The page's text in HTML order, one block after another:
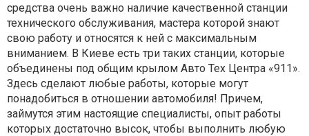
средства очень важно наличие качественной станции
технического обслуживания, мастера которой знают
свою работу и относятся к ней с максимальным
вниманием. В Киеве есть три таких станции, которые
объединены под общим крылом Авто Тех Центра «911».
Здесь сделают любые работы, которые могут
понадобиться в отношении автомобиля! Причем,
займутся этим настоящие специалисты, опыт работы
которых достаточно высок, чтобы выполнить любую